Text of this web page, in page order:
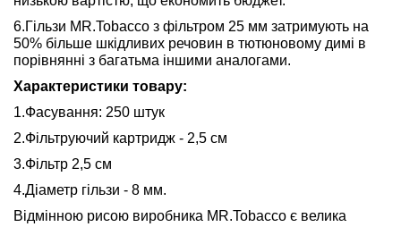
6.Гільзи MR.Tobacco з фільтром 25 мм затримують на
50% більше шкідливих речовин в тютюновому димі в
порівнянні з багатьма іншими аналогами.
Характеристики товару:
1.Фасування: 250 штук
2.Фільтруючий картридж - 2,5 см
3.Фільтр 2,5 см
4.Діаметр гільзи - 8 мм.
Відмінною рисою виробника MR.Tobacco є велика